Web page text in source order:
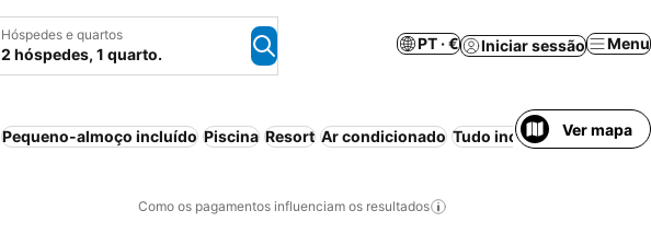
Hóspedes e quartos
2 hóspedes, 1 quarto.
PT · € Iniciar sessão Menu
Pequeno-almoço incluído Piscina Resort Ar condicionado Tudo incluído Luxo
Ver mapa
Como os pagamentos influenciam os resultados